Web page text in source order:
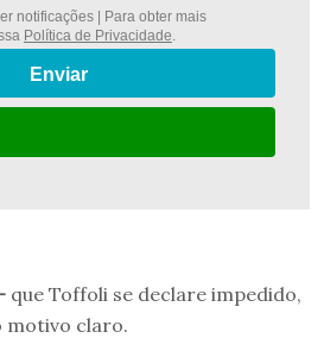
notificações | Para obter mais
Política de Privacidade
Enviar
que Toffoli se declare impedido,
motivo claro.